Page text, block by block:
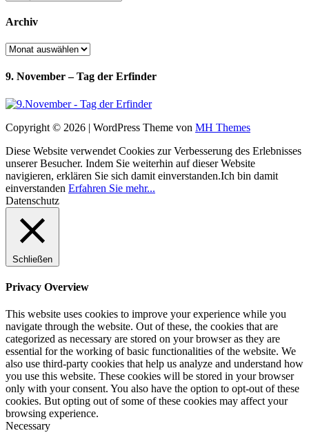
Archiv
Archiv
9. November – Tag der Erfinder
Copyright © 2026 | WordPress Theme von MH Themes
Diese Website verwendet Cookies zur Verbesserung des Erlebnisses
unserer Besucher. Indem Sie weiterhin auf dieser Website
navigieren, erklären Sie sich damit einverstanden.Ich bin damit
einverstanden Erfahren Sie mehr...
Datenschutz
Schließen
Privacy Overview
This website uses cookies to improve your experience while you
navigate through the website. Out of these, the cookies that are
categorized as necessary are stored on your browser as they are
essential for the working of basic functionalities of the website. We
also use third-party cookies that help us analyze and understand how
you use this website. These cookies will be stored in your browser
only with your consent. You also have the option to opt-out of these
cookies. But opting out of some of these cookies may affect your
browsing experience.
Necessary